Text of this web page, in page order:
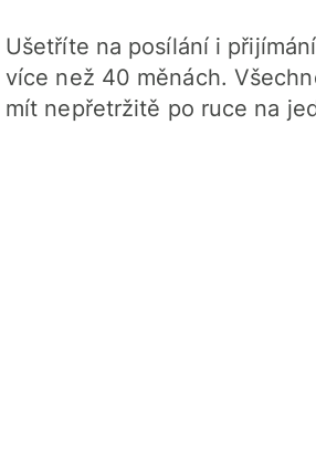
Ušetříte na posílání i
více než 40 měnách.
mít nepřetržitě po ruce na